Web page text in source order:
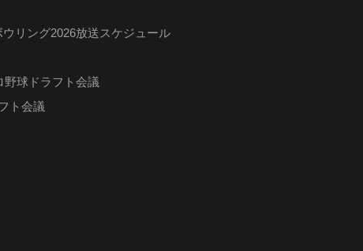
リング2026放送スケジュール
野球ドラフト会議
ト会議